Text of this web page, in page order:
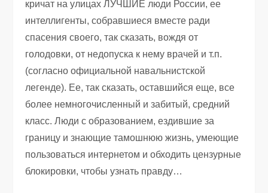
кричат на улицах ЛУЧШИЕ люди России, ее
интеллигенты, собравшиеся вместе ради
спасения своего, так сказать, вождя от
голодовки, от недопуска к нему врачей и т.п.
(согласно официальной навальнистской
легенде). Ее, так сказать, оставшийся еще, все
более немногочисленный и забитый, средний
класс. Люди с образованием, ездившие за
границу и знающие тамошнюю жизнь, умеющие
пользоваться интернетом и обходить цензурные
блокировки, чтобы узнать правду…